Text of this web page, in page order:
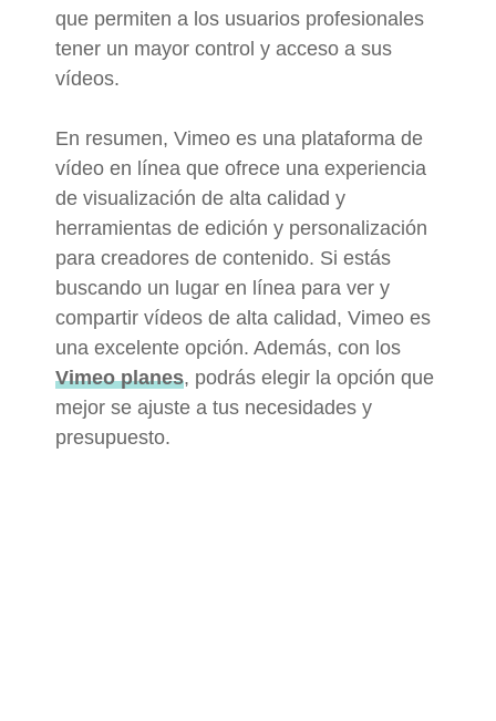
que permiten a los usuarios profesionales
tener un mayor control y acceso a sus
vídeos.
En resumen, Vimeo es una plataforma de
vídeo en línea que ofrece una experiencia
de visualización de alta calidad y
herramientas de edición y personalización
para creadores de contenido. Si estás
buscando un lugar en línea para ver y
compartir vídeos de alta calidad, Vimeo es
una excelente opción. Además, con los
Vimeo planes, podrás elegir la opción que
mejor se ajuste a tus necesidades y
presupuesto.